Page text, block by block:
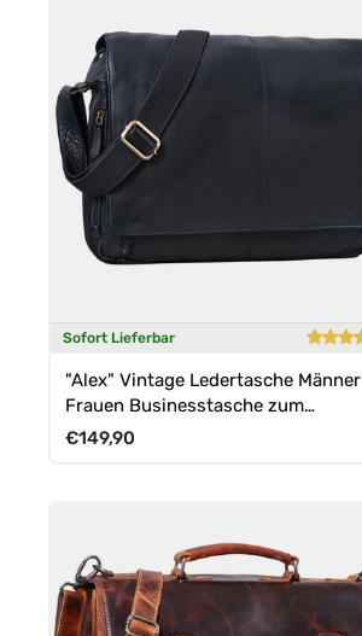
Sofort Lieferbar
"Alex" Vintage Ledertasche Männer
Frauen Businesstasche zum
Umhängen 15,6 Zoll
Normaler Preis
€149,90